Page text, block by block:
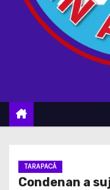
TARAPACÁ
Condenan a